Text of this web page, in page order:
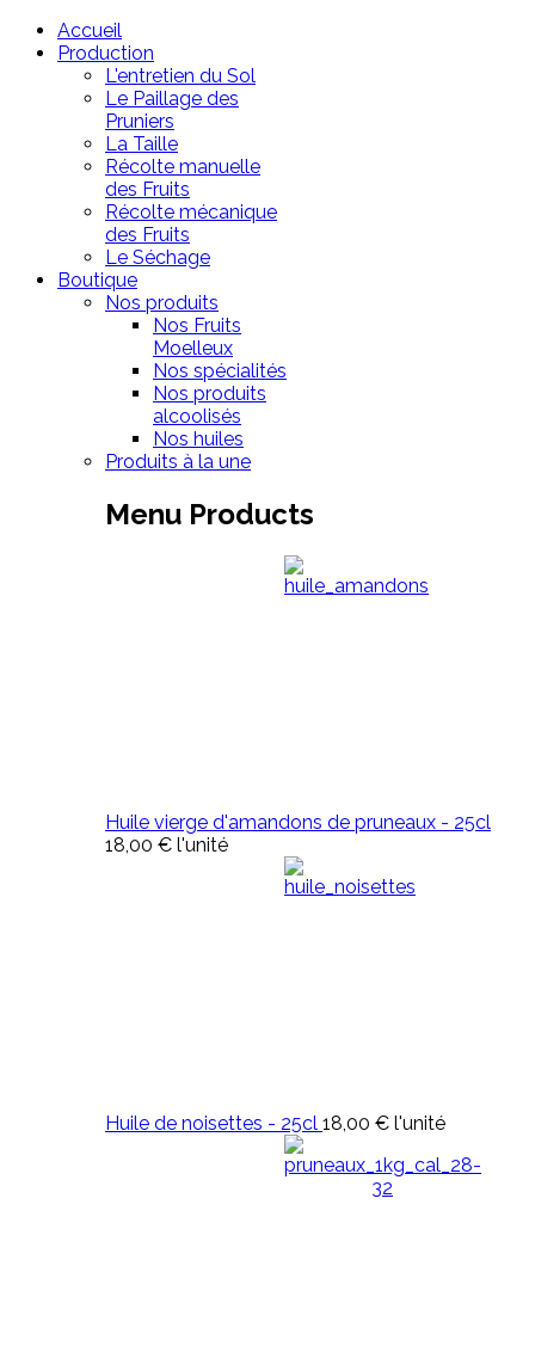
Accueil
Production
L'entretien du Sol
Le Paillage des
Pruniers
La Taille
Récolte manuelle
des Fruits
Récolte mécanique
des Fruits
Le Séchage
Boutique
Nos produits
Nos Fruits
Moelleux
Nos spécialités
Nos produits
alcoolisés
Nos huiles
Produits à la une
Menu Products
Huile vierge d'amandons de pruneaux - 25cl
18,00 € l'unité
Huile de noisettes - 25cl 18,00 € l'unité